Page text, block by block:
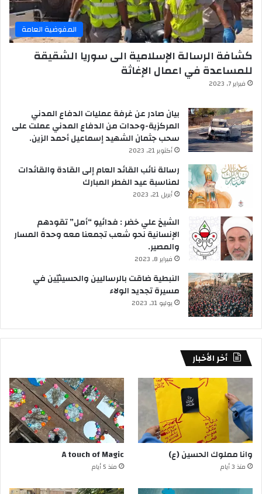
المفوضية العامة
كشافة الرسالة الإسلامية الى سوريا الشقيقة
للمساعدة في اعمال الإغاثة
فبراير 7, 2023
بيان صادر عن غرفة عمليات الدفاع المدني
المركزية-وحدات من الدفاع المدني عملت على
سحب جثمان الشهيد إسماعيل أحمد الزين.
أكتوبر 21, 2023
رسالة نائب القائد العام إلى القادة والقائدات
لمناسبة عيد الفطر المبارك
أبريل 21, 2023
الشيخ علي خضر : فدائيو “أمل” تقودهم
الإنسانية نحو شعب تجمعنا معه وحدة المسار
والمصير.
فبراير 8, 2023
النبطية ضاقت بالرساليين والحسينيّين في
مسيرة تجديد الولاء
يوليو 31, 2023
أخر الأخبار
وانا مملوك الحسين (ع)
منذ 3 أيام
A touch of Magic
منذ 5 أيام